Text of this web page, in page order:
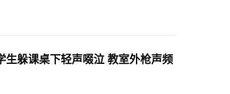
生躲课桌下轻声啜泣 教室外枪声频